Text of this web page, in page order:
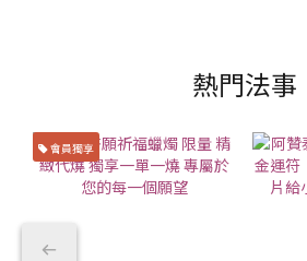
熱門法事
會員獨享